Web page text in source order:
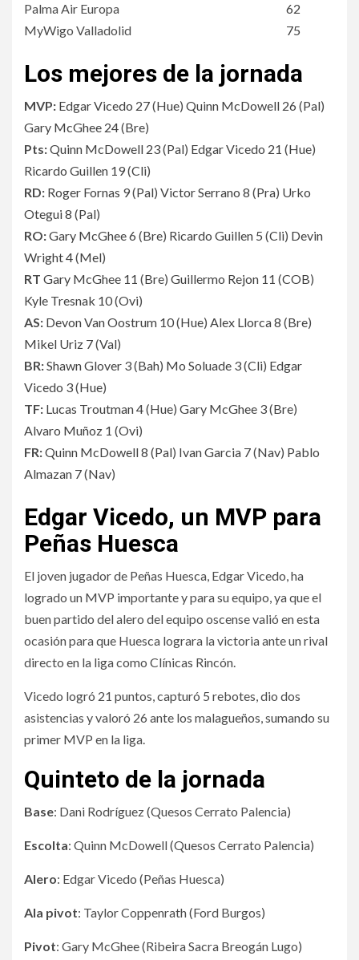
Palma Air Europa
MyWigo Valladolid
62
75
Los mejores de la jornada
MVP: Edgar Vicedo 27(Hue) Quinn McDowell 26 (Pal)
Gary McGhee 24(Bre)
Pts:Quinn McDowell 23(Pal) Edgar Vicedo 21 (Hue)
Ricardo Guillen 19(Cli)
RD: Roger Fornas 9(Pal) Victor Serrano 8 (Pra) Urko
Otegui 8 (Pal)
RO:Gary McGhee 6 (Bre) Ricardo Guillen 5 (Cli) Devin
Wright 4(Mel)
RT Gary McGhee 11 (Bre) Guillermo Rejon 11 (COB)
Kyle Tresnak 10(Ovi)
AS: Devon Van Oostrum 10(Hue) Alex Llorca 8 (Bre)
Mikel Uriz 7(Val)
BR:Shawn Glover 3(Bah) Mo Soluade 3(Cli) Edgar
Vicedo 3(Hue)
TF: Lucas Troutman 4(Hue) Gary McGhee 3(Bre)
Alvaro Muñoz 1 (Ovi)
FR:Quinn McDowell 8 (Pal) Ivan Garcia 7(Nav) Pablo
Almazan 7(Nav)
Edgar Vicedo, un MVP para
Peñas Huesca
El joven jugador de Peñas Huesca, Edgar Vicedo, ha
logrado un MVP importante y para su equipo, ya que el
buen partido del alero del equipo oscense valió en esta
ocasión para que Huesca lograra la victoria ante un rival
directo en la liga como Clínicas Rincón.
Vicedo logró 21 puntos, capturó 5 rebotes, dio dos
asistencias y valoró 26 ante los malagueños, sumando su
primer MVP en la liga.
Quinteto de la jornada
Base: Dani Rodríguez (Quesos Cerrato Palencia)
Escolta: Quinn McDowell (Quesos Cerrato Palencia)
Alero: Edgar Vicedo (Peñas Huesca)
Ala pivot: Taylor Coppenrath (Ford Burgos)
Pivot: Gary McGhee (Ribeira Sacra Breogán Lugo)